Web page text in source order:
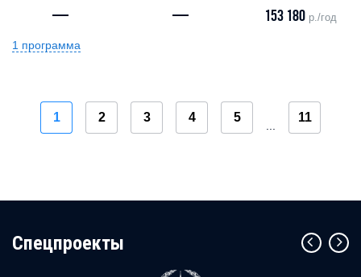
— — 153 180 р./год
1 программа
1 2 3 4 5 11
Cпецпроекты